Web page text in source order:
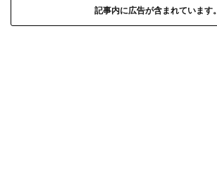
記事内に広告が含まれています。